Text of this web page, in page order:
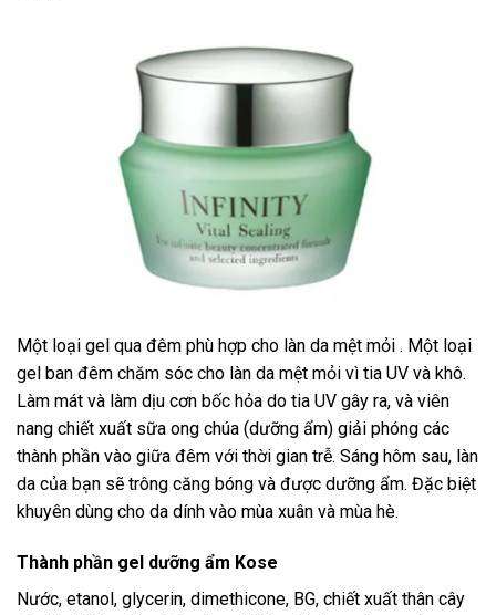
Một loại gel qua đêm phù hợp cho làn da mệt mỏi . Một loại
gel ban đêm chăm sóc cho làn da mệt mỏi vì tia UV và khô.
Làm mát và làm dịu cơn bốc hỏa do tia UV gây ra, và viên
nang chiết xuất sữa ong chúa (dưỡng ẩm) giải phóng các
thành phần vào giữa đêm với thời gian trễ. Sáng hôm sau, làn
da của bạn sẽ trông căng bóng và được dưỡng ẩm. Đặc biệt
khuyên dùng cho da dính vào mùa xuân và mùa hè.
Thành phần gel dưỡng ẩm Kose
Nước, etanol, glycerin, dimethicone, BG, chiết xuất thân cây